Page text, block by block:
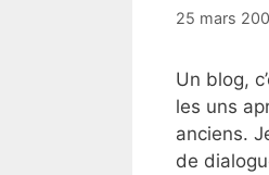
25 mars
Un blog,
les uns
anciens.
de